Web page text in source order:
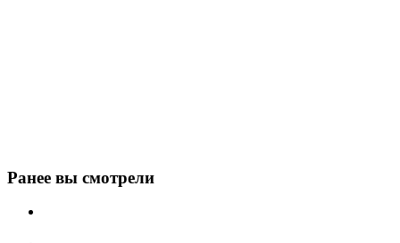
Ранее вы смотрели